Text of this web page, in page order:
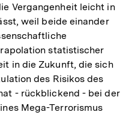
Vergangenheit leicht in
weil beide einander
statistischer
in die Zukunft, die sich
des Risikos des
- rückblickend - bei der
Mega-Terrorismus